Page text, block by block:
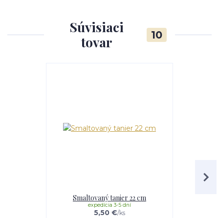
Súvisiaci
tovar
10
Smaltovaný tanier 22 cm
5,50 €/ks
expedícia 3-5 dní